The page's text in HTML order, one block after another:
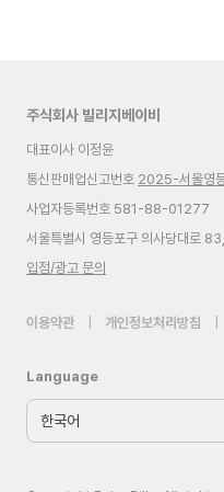
주식회사 빌리지베이비
대표이사 이정윤
통신판매업신고번호 2025-서울영
사업자등록번호 581-88-01277
서울특별시 영등포구 의사당대로
입점/광고 문의
이용약관 개인정보처리방침
Language